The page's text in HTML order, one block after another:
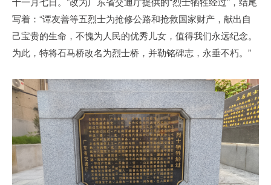
写着：“谭友善等五烈士为抢修公路和抢救国家财产，献出自
己宝贵的生命，不愧为人民的优秀儿女，值得我们永远纪念。
为此，特将石马桥改名为烈士桥，并勒铭碑志，永垂不朽。”